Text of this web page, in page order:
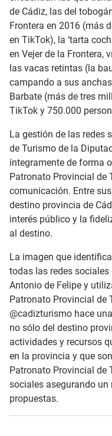
de Cádiz, las del
Frontera en 2016 (más
en TikTok), la ‘tarta
en Vejer de la Frontera,
las vacas retintas (la
campando a sus
Barbate (más de tres
TikTok y 750.000
La gestión de las redes
de Turismo de la
íntegramente de forma
Patronato Provincial de
comunicación. Entre
destino provincia de
interés público y la
al destino.
La imagen que
todas las redes sociales
Antonio de Felipe y
Patronato Provincial de
@cadizturismo hace
no sólo del destino
actividades y recursos
en la provincia y que
Patronato Provincial de
sociales asegurando
propuestas.